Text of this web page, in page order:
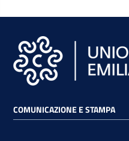
delle
Chi
COMUNICAZIONE E STAMPA